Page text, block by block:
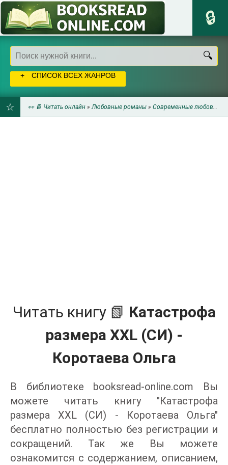
СПИСОК ВСЕХ ЖАНРОВ
👀 📔 Читать онлайн »Любовные романы » Современные любовные романы
Читать книгу 📗 Катастрофа
размера XXL (СИ) -
Коротаева Ольга
В библиотеке booksread-online.com Вы
можете читать книгу "Катастрофа
размера XXL (СИ) - Коротаева Ольга"
бесплатно полностью без регистрации и
сокращений. Так же Вы можете
ознакомится с содержанием, описанием,